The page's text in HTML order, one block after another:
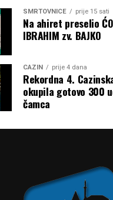
SMRTOVNICE prije 15 sati
Na ahiret preselio
IBRAHIM zv. BAJKO
CAZIN prije 4 dana
Rekordna 4.
okupila gotovo 300
čamca